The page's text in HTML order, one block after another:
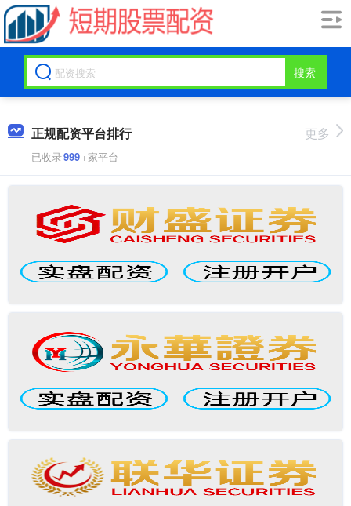
搜索
正规配资平台排行
已收录999+家平台
更多